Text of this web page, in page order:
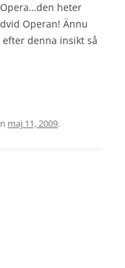
heter
Operan! Ännu
denna insikt så
maj 11, 2009.